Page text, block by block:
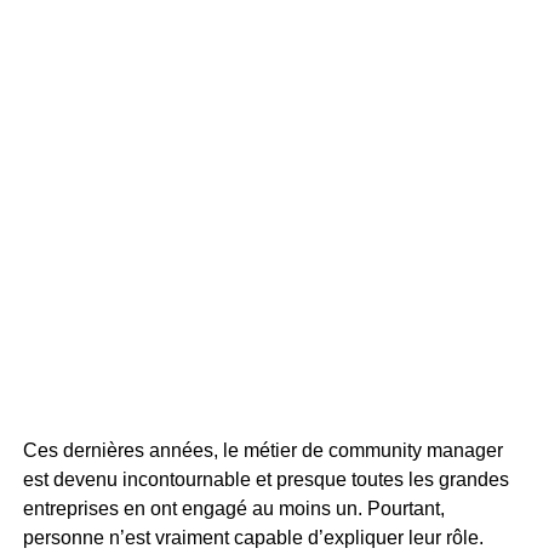
Ces dernières années, le métier de community manager
est devenu incontournable et presque toutes les grandes
entreprises en ont engagé au moins un. Pourtant,
personne n’est vraiment capable d’expliquer leur rôle.